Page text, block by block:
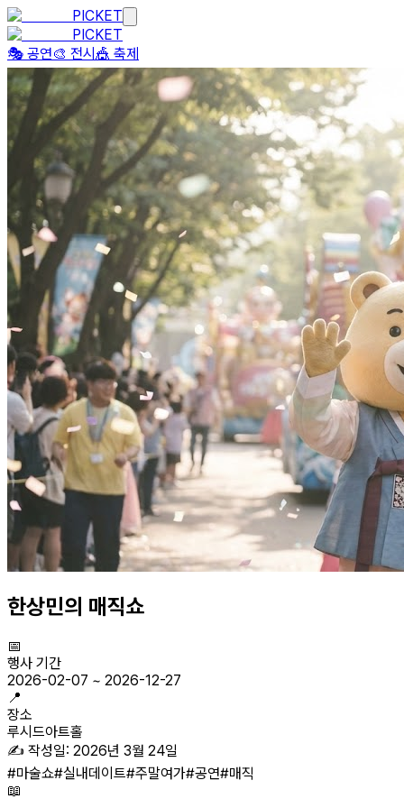
PICKET
PICKET
🎭 공연🎨 전시 🎪 축제
한상민의 매직쇼
📅
행사 기간
2026-02-07 ~ 2026-12-27
📍
장소
루시드아트홀
✍️ 작성일: 2026년 3월 24일
#마술쇼#실내데이트#주말여가#공연#매직
📖